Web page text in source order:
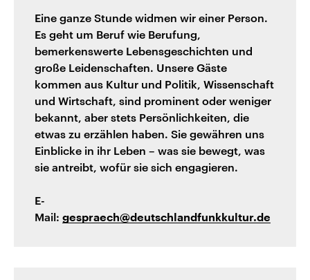
Eine ganze Stunde widmen wir einer Person.
Es geht um Beruf wie Berufung,
bemerkenswerte Lebensgeschichten und
große Leidenschaften. Unsere Gäste
kommen aus Kultur und Politik, Wissenschaft
und Wirtschaft, sind prominent oder weniger
bekannt, aber stets Persönlichkeiten, die
etwas zu erzählen haben. Sie gewähren uns
Einblicke in ihr Leben – was sie bewegt, was
sie antreibt, wofür sie sich engagieren.
E-
Mail: gespraech@deutschlandfunkkultur.de